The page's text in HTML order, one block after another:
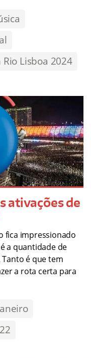
Rio Lisboa 2024
ativações de
fica impressionado
a quantidade de
é que tem
a rota certa para